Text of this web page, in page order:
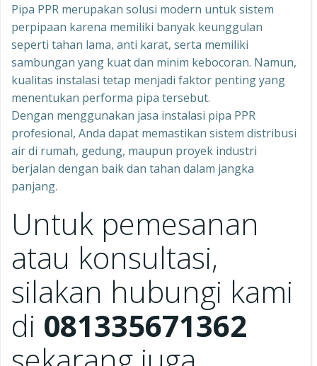
Pipa PPR merupakan solusi modern untuk sistem
perpipaan karena memiliki banyak keunggulan
seperti tahan lama, anti karat, serta memiliki
sambungan yang kuat dan minim kebocoran. Namun,
kualitas instalasi tetap menjadi faktor penting yang
menentukan performa pipa tersebut.
Dengan menggunakan jasa instalasi pipa PPR
profesional, Anda dapat memastikan sistem distribusi
air di rumah, gedung, maupun proyek industri
berjalan dengan baik dan tahan dalam jangka
panjang.
Untuk pemesanan
atau konsultasi,
silakan hubungi kami
di 081335671362